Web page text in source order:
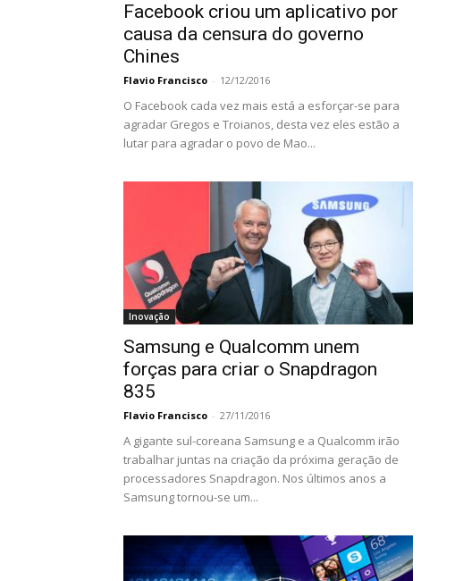
Facebook criou um aplicativo por
causa da censura do governo
Chines
Flavio Francisco - 12/12/2016
O Facebook cada vez mais está a esforçar-se para
agradar Gregos e Troianos, desta vez eles estão a
lutar para agradar o povo de Mao...
Inovação
Samsung e Qualcomm unem
forças para criar o Snapdragon
835
Flavio Francisco - 27/11/2016
A gigante sul-coreana Samsung e a Qualcomm irão
trabalhar juntas na criação da próxima geração de
processadores Snapdragon. Nos últimos anos a
Samsung tornou-se um...